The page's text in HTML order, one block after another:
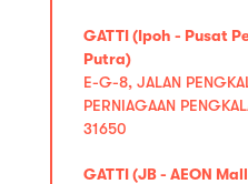
GATTI (Ipoh - Pusat
Putra)
E-G-8, JALAN
PERNIAGAAN
31650
GATTI (JB - AEON